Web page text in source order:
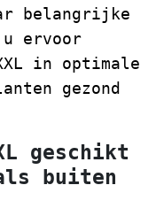
belangrijke
ervoor
in optimale
gezond
geschikt
buiten